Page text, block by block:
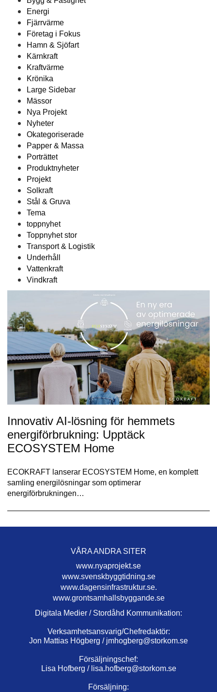
Energi
Fjärrvärme
Företag i Fokus
Hamn & Sjöfart
Kärnkraft
Kraftvärme
Krönika
Large Sidebar
Mässor
Nya Projekt
Nyheter
Okategoriserade
Papper & Massa
Porträttet
Produktnyheter
Projekt
Solkraft
Stål & Gruva
Tema
toppnyhet
Toppnyhet stor
Transport & Logistik
Underhåll
Vattenkraft
Vindkraft
Innovativ AI-lösning för hemmets
energiförbrukning: Upptäck
ECOSYSTEM Home
ECOKRAFT lanserar ECOSYSTEM Home, en komplett
samling energilösningar som optimerar
energiförbrukningen…
VÅRA ANDRA SITER
www.nyaprojekt.se
www.svenskbyggtidning.se
www.dagensinfrastruktur.se.
www.grontsamhallsbyggande.se
Digitala Medier / Stordåhd Kommunikation:
Verksamhetsansvarig/Chefredaktör:
Jon Mattias Högberg / jmhogberg@storkom.se
Försäljningschef:
Lisa Hofberg / lisa.hofberg@storkom.se
Försäljning: